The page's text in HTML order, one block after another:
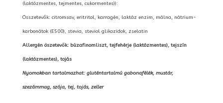
(laktózmentes, tejmentes, cukormentes)):
Összetevők: citromsav, eritritol, karragén, laktáz enzim, málna, nátrium-
karbonátok (E500), stevia, steviol glikozidok, zselatin
Allergén öszetevők: búzafinomliszt, tejfehérje (laktózmentes), tejszín
(laktózmentes), tojás
Nyomokban tartalmazhat: gluténtartalmú gabonafélék, mustár,
szezámmag, szója, tej, tojás, zeller